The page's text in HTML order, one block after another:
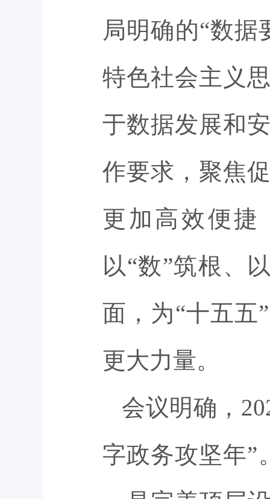
局明确的“数
特色社会主义
于数据发展和
作要求，聚焦
更加高效便捷
以“数”筑根、
面，为“十五五
更大力量。
会议明确，
字政务攻坚年”